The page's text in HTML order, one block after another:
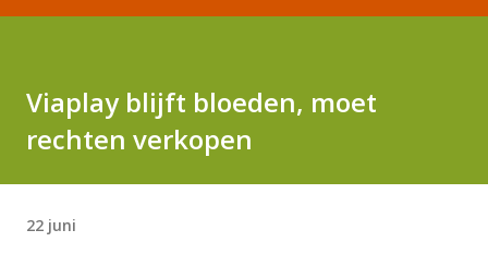
Viaplay blijft bloeden, moet
rechten verkopen
22 juni